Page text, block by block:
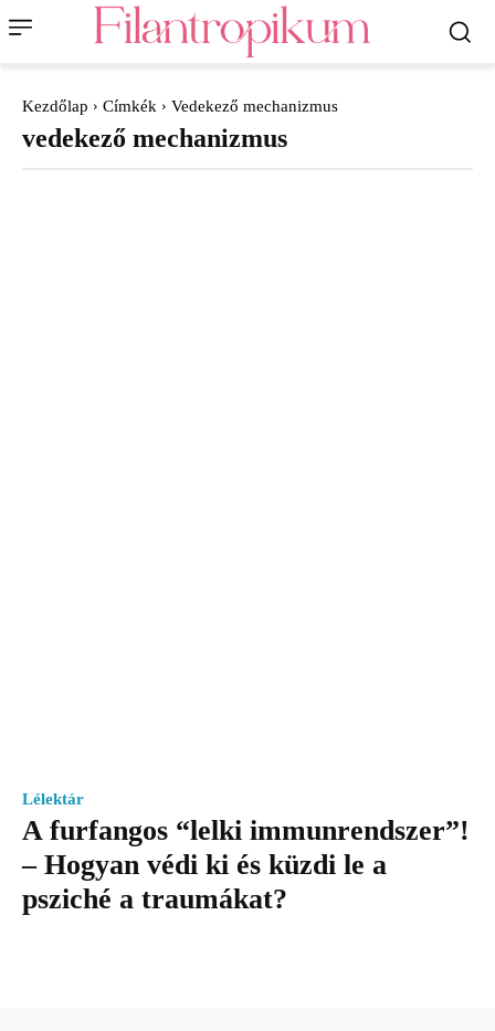
Kezdőlap Címkék Vedekező mechanizmus
vedekező mechanizmus
Lélektár
A furfangos “lelki immunrendszer”!
– Hogyan védi ki és küzdi le a
psziché a traumákat?